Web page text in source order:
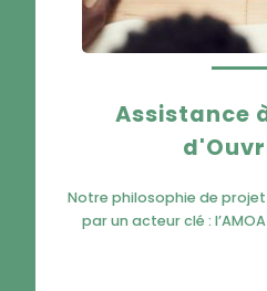
Assistance
Notre philosophie de
par un acteur clé :